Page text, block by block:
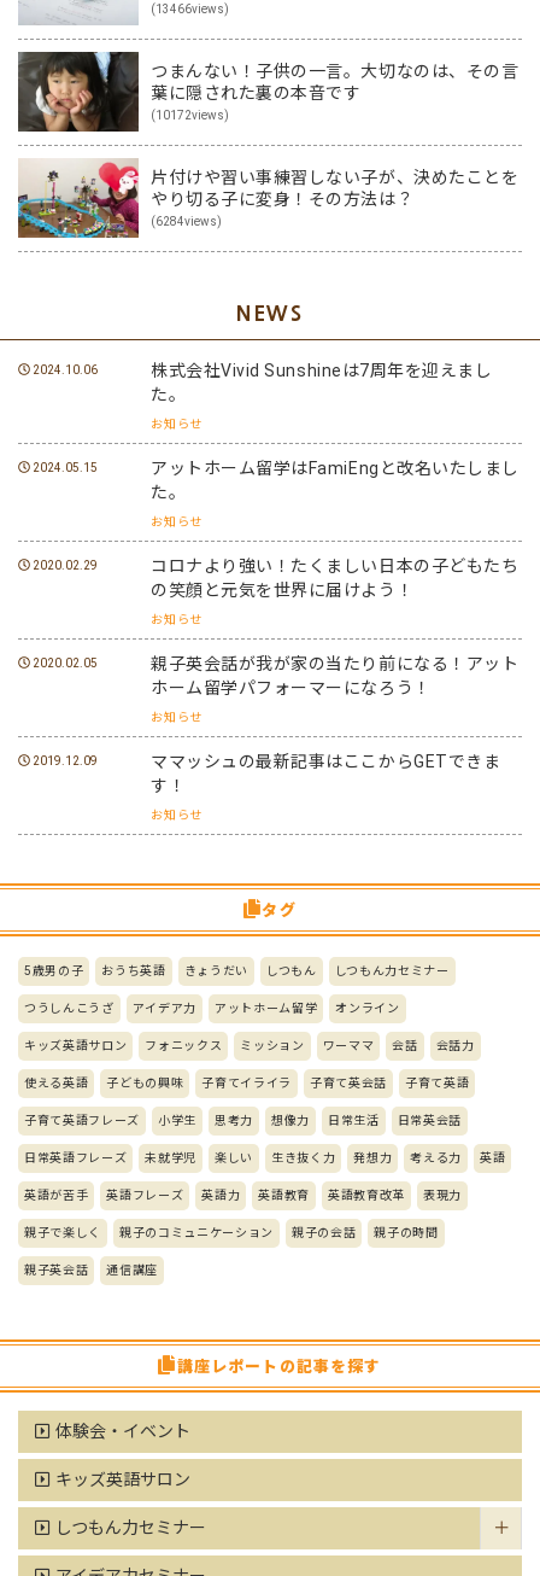
(13466views)
つまんない！子供の一言。大切なのは、その言
葉に隠された裏の本音です
(10172views)
片付けや習い事練習しない子が、決めたことを
やり切る子に変身！その方法は？
(6284views)
NEWS
2024.10.06
株式会社Vivid Sunshineは7周年を迎えまし
た。
お知らせ
2024.05.15
アットホーム留学はFamiEngと改名いたしまし
た。
お知らせ
2020.02.29
コロナより強い！たくましい日本の子どもたち
の笑顔と元気を世界に届けよう！
お知らせ
2020.02.05
親子英会話が我が家の当たり前になる！アット
ホーム留学パフォーマーになろう！
お知らせ
2019.12.09
ママッシュの最新記事はここからGETできま
す！
お知らせ
タグ
5歳男の子 おうち英語 きょうだい しつもん しつもん力セミナー
つうしんこうざ アイデア力 アットホーム留学 オンライン
キッズ英語サロン フォニックス ミッション ワーママ 会話 会話力
使える英語 子どもの興味 子育てイライラ 子育て英会話 子育て英語
子育て英語フレーズ 小学生 思考力 想像力 日常生活 日常英会話
日常英語フレーズ 未就学児 楽しい 生き抜く力 発想力 考える力 英語
英語が苦手 英語フレーズ 英語力 英語教育 英語教育改革 表現力
親子で楽しく 親子のコミュニケーション 親子の会話 親子の時間
親子英会話 通信講座
講座レポートの記事を探す
体験会・イベント
キッズ英語サロン
しつもん力セミナー